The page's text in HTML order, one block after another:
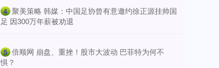
4 ​聚美策略 韩媒：中国足协曾有意邀约徐正源挂帅国
足 因300万年薪被劝退
5 ​倍顺网 崩盘、重挫！股市大波动 巴菲特为何不
惧？